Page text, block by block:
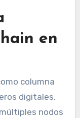
en
columna
digitales.
nodos